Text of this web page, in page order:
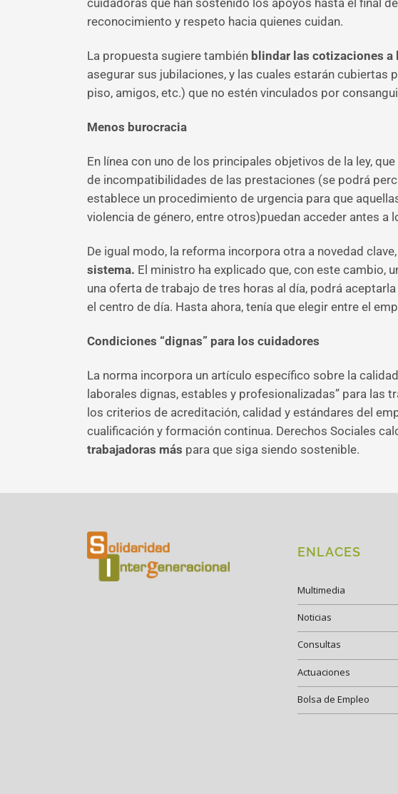
cuidadoras que han sostenido los apoyos hasta el final
reconocimiento y respeto hacia quienes cuidan.
La propuesta sugiere también blindar las cotizaciones a
asegurar sus jubilaciones, y las cuales estarán cubiertas
piso, amigos, etc.) que no estén vinculados por
Menos burocracia
En línea con uno de los principales objetivos de la ley,
de incompatibilidades de las prestaciones (se podrá
establece un procedimiento de urgencia para que
violencia de género, entre otros)puedan acceder antes a
De igual modo, la reforma incorpora otra a novedad
sistema. El ministro ha explicado que, con este cambio,
una oferta de trabajo de tres horas al día, podrá
el centro de día. Hasta ahora, tenía que elegir entre el
Condiciones “dignas” para los cuidadores​
La norma incorpora un artículo específico sobre la
laborales dignas, estables y profesionalizadas” para las
los criterios de acreditación, calidad y estándares del
cualificación y formación continua. Derechos Sociales
trabajadoras más para que siga siendo sostenible.
ENLACES
Multimedia
Noticias
Consultas
Actuaciones
Bolsa de Empleo